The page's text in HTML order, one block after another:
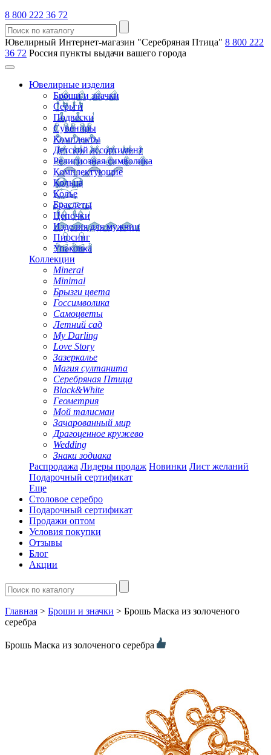
8 800 222 36 72
Ювелирный Интернет-магазин "Серебряная Птица" 8 800 222
36 72 Россия пункты выдачи вашего города
Ювелирные изделия
Броши и значки
Серьги
Подвески
Сувениры
Комплекты
Детский ассортимент
Религиозная символика
Комплектующие
Кольца
Колье
Браслеты
Цепочки
Изделия для мужчин
Пирсинг
Упаковка
Коллекции
Mineral
Minimal
Брызги цвета
Госсимволика
Самоцветы
Летний сад
My Darling
Love Story
Зазеркалье
Магия султанита
Серебряная Птица
Black&White
Геометрия
Мой талисман
Зачарованный мир
Драгоценное кружево
Wedding
Знаки зодиака
Распродажа Лидеры продаж Новинки Лист желаний
Подарочный сертификат
Еще
Столовое серебро
Подарочный сертификат
Продажи оптом
Условия покупки
Отзывы
Блог
Акции
Главная > Броши и значки > Брошь Маска из золоченого
серебра
Брошь Маска из золоченого серебра